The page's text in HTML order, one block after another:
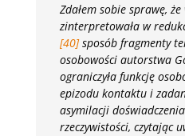
Zdałem sobie sprawę,
zinterpretowała w
[40]sposób fragmenty
osobowości autorstwa
ograniczyła funkcję
epizodu kontaktu i
asymilacji
rzeczywistości, czytając